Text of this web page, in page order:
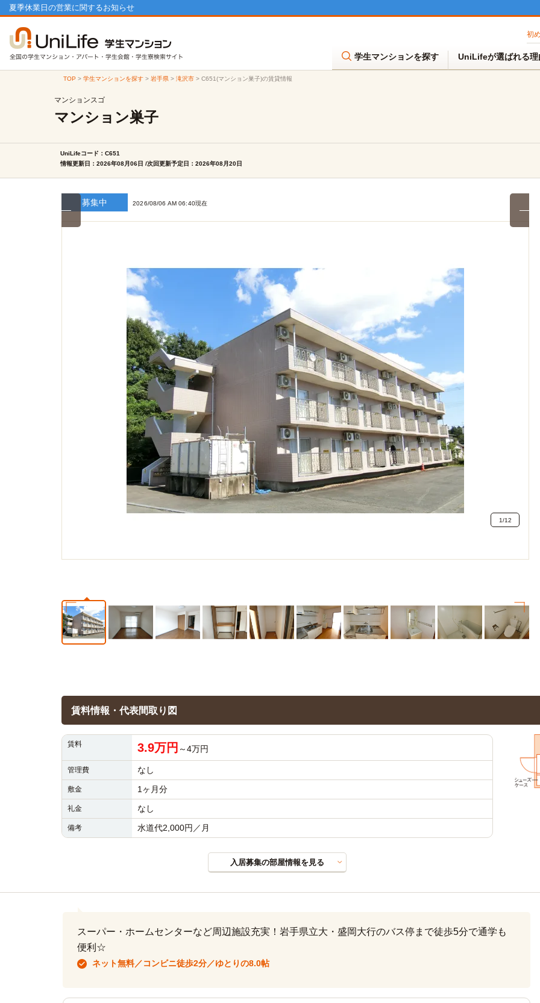
夏季休業日の営業に関するお知らせ
初
学生マンションを探す UniLifeが選ばれる理
TOP > 学生マンションを探す> 岩手県> 滝沢市> C651(マンション巣子)の賃貸情報
マンションスゴ
マンション巣子
UniLifeコード：C651
情報更新日：2026年08月06日 /次回更新予定日：2026年08月20日
募集中 2026/08/06 AM 06:40現在
1/12
賃料情報・代表間取り図
賃料 3.9万円 ～4万円
管理費 なし
敷金 1ヶ月分
礼金 なし
備考 水道代2,000円／月
入居募集の部屋情報を見る
スーパー・ホームセンターなど周辺施設充実！岩手県立大・盛岡大行のバス停まで徒歩5分で通学も
便利☆
ネット無料／コンビニ徒歩2分／ゆとりの8.0帖